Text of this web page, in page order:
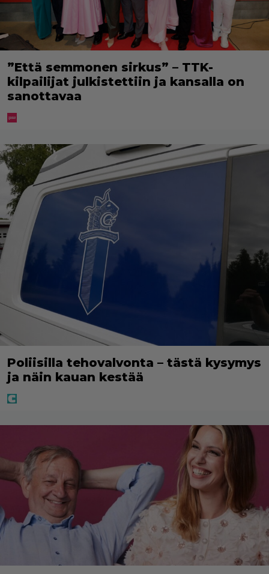
”Että semmonen sirkus” – TTK-
kilpailijat julkistettiin ja kansalla on
sanottavaa
Poliisilla tehovalvonta – tästä kysymys
ja näin kauan kestää